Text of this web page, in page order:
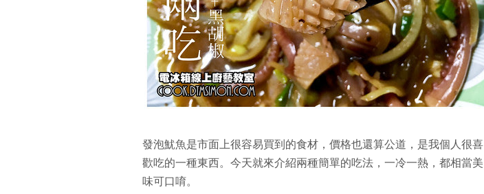
發泡魷魚是市面上很容易買到的食材，價格也還算公道，是我個人很喜
歡吃的一種東西。今天就來介紹兩種簡單的吃法，一冷一熱，都相當美
味可口唷。